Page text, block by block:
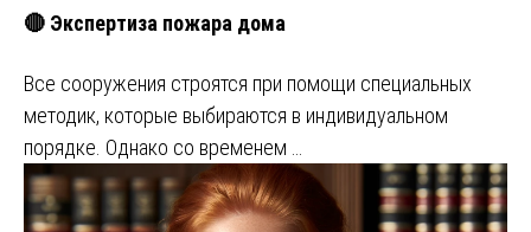
🔴 Экспертиза пожара дома
Все сооружения строятся при помощи специальных
методик, которые выбираются в индивидуальном
порядке. Однако со временем …